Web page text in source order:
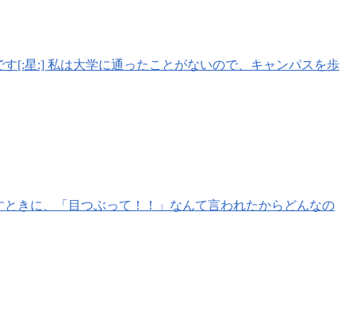
[:星:] 私は大学に通ったことがないので、キャンパスを歩
に、「目つぶって！！」なんて言われたからどんなの